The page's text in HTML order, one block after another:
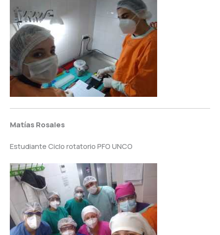
Matías Rosales
Estudiante Ciclo rotatorio PFO UNCO